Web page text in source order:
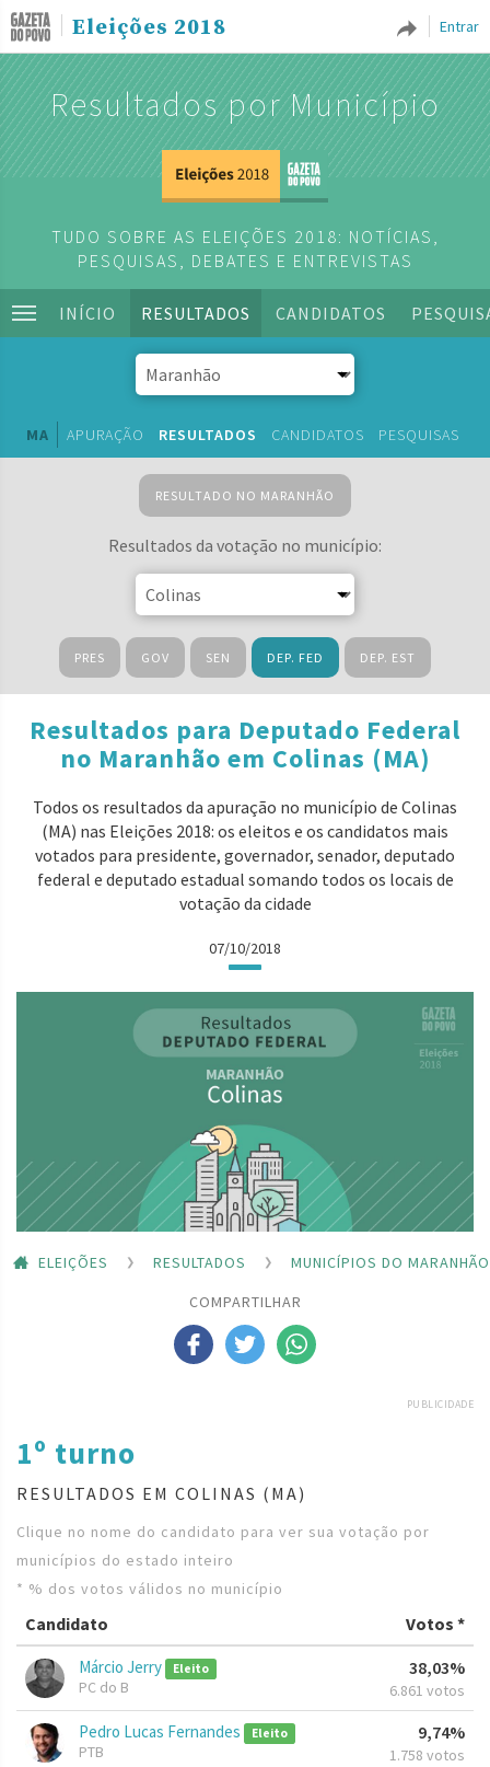
Entrar
Eleições 2018
Resultados por Município
TUDO SOBRE AS ELEIÇÕES 2018: NOTÍCIAS,
PESQUISAS, DEBATES E ENTREVISTAS
INÍCIO RESULTADOS CANDIDATOS
MA APURAÇÃO RESULTADOS CANDIDATOS PESQUISAS
RESULTADO NO MARANHÃO
Resultados da votação no município:
PRES GOV SEN DEP. FED DEP. EST
Resultados para Deputado Federal
no Maranhão em Colinas (MA)
Todos os resultados da apuração no município de Colinas
(MA) nas Eleições 2018: os eleitos e os candidatos mais
votados para presidente, governador, senador, deputado
federal e deputado estadual somando todos os locais de
votação da cidade
07/10/2018
ELEIÇÕES RESULTADOS
MUNICÍPIOS DO MARANHÃO
COMPARTILHAR
PUBLICIDADE
1º turno
RESULTADOS EM COLINAS (MA)
Clique no nome do candidato para ver sua votação por
municípios do estado inteiro
* % dos votos válidos no município
Candidato Votos *
Márcio Jerry Eleito
PC do B
38,03%
6.861 votos
Pedro Lucas Fernandes Eleito
PTB
9,74%
1.758 votos